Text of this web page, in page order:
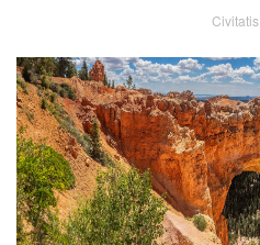
Civitatis